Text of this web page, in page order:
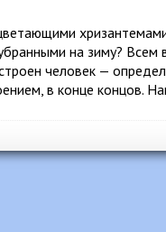
на зиму? Всем
человек —
в конце концов.